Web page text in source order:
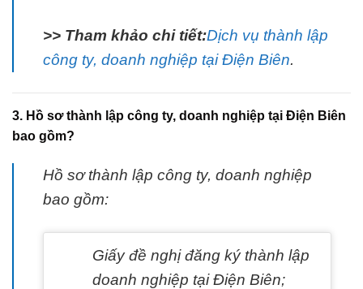
>> Tham khảo chi tiết:Dịch vụ thành lập
công ty, doanh nghiệp tại Điện Biên.
3. Hồ sơ thành lập công ty, doanh nghiệp tại Điện Biên
bao gồm?
Hồ sơ thành lập công ty, doanh nghiệp
bao gồm:
Giấy đề nghị đăng ký thành lập
doanh nghiệp tại Điện Biên;